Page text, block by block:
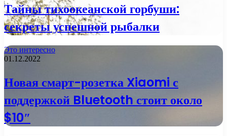
Тайны тихоокеанской горбуши:
секреты успешной рыбалки
Это интересно
01.12.2022
Новая смарт-розетка Xiaomi с
поддержкой Bluetooth стоит около
$10″